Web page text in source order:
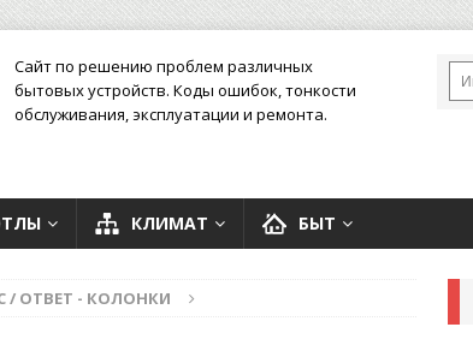
Сайт по решению проблем различных
бытовых устройств. Коды ошибок, тонкости
обслуживания, эксплуатации и ремонта.
КЛИМАТ БЫТ
/ ОТВЕТ - КОЛОНКИ